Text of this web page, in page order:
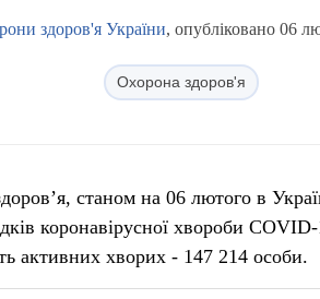
здоров'я України, опубліковано 06
Охорона здоров'я
станом на 06 лютого в
коронавірусної хвороби
активних хворих - 147 214 особи.